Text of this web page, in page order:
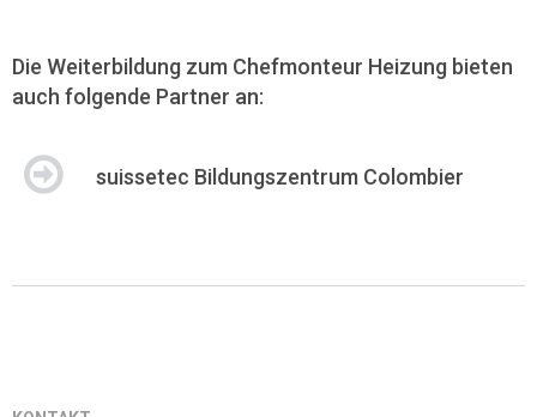
Die Weiterbildung zum Chefmonteur Heizung bieten
auch folgende Partner an:
suissetec Bildungszentrum Colombier